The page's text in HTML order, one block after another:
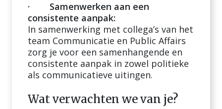
· Samenwerken aan een
consistente aanpak:
In samenwerking met collega’s van het
team Communicatie en Public Affairs
zorg je voor een samenhangende en
consistente aanpak in zowel politieke
als communicatieve uitingen.
Wat verwachten we van je?